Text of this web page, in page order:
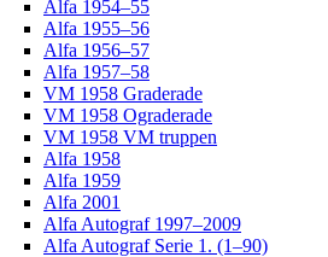
Alfa 1954–55
Alfa 1955–56
Alfa 1956–57
Alfa 1957–58
VM 1958 Graderade
VM 1958 Ograderade
VM 1958 VM truppen
Alfa 1958
Alfa 1959
Alfa 2001
Alfa Autograf 1997–2009
Alfa Autograf Serie 1. (1–90)